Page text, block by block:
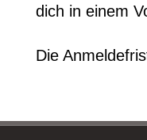
dich in einem
Die